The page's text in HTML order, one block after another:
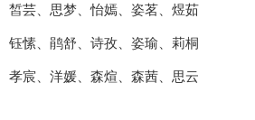
皙芸、思梦、怡嫣、姿茗、煜茹
钰愫、鹃舒、诗孜、姿瑜、莉桐
孝宸、洋媛、森煊、森茜、思云